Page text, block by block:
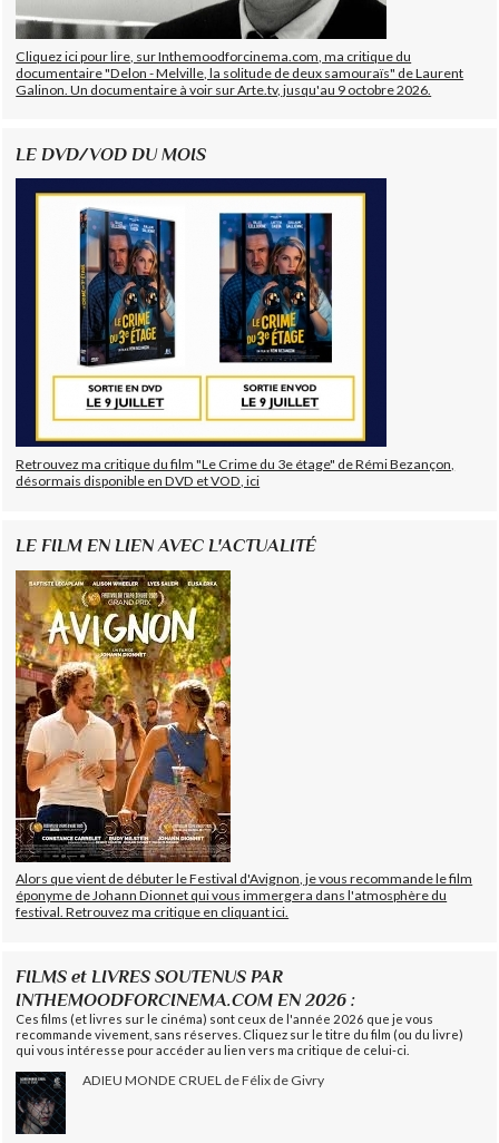
Cliquez ici pour lire, sur Inthemoodforcinema.com, ma critique du
documentaire "Delon - Melville, la solitude de deux samouraïs" de Laurent
Galinon. Un documentaire à voir sur Arte.tv, jusqu'au 9 octobre 2026.
LE DVD/VOD DU MOIS
Retrouvez ma critique du film "Le Crime du 3e étage" de Rémi Bezançon,
désormais disponible en DVD et VOD, ici
LE FILM EN LIEN AVEC L'ACTUALITÉ
Alors que vient de débuter le Festival d'Avignon, je vous recommande le film
éponyme de Johann Dionnet qui vous immergera dans l'atmosphère du
festival. Retrouvez ma critique en cliquant ici.
FILMS et LIVRES SOUTENUS PAR
INTHEMOODFORCINEMA.COM EN 2026 :
Ces films (et livres sur le cinéma) sont ceux de l'année 2026 que je vous
recommande vivement, sans réserves. Cliquez sur le titre du film (ou du livre)
qui vous intéresse pour accéder au lien vers ma critique de celui-ci.
ADIEU MONDE CRUEL de Félix de Givry